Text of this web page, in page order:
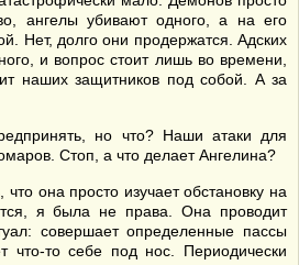
ангелы убивают одного, а на его
Нет, долго они продержатся. Адских
и вопрос стоит лишь во времени,
наших защитников под собой. А за
но что? Наши атаки для
Стоп, а что делает Ангелина?
она просто изучает обстановку на
я была не права. Она проводит
совершает определенные пассы
что-то себе под нос. Периодически